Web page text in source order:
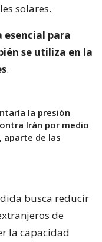
solares.
para
se utiliza en la
.
la presión
Irán por medio
aparte de las
busca reducir
de
la capacidad